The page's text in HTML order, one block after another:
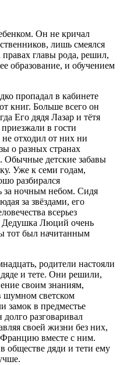
Он не кричал
лишь смеялся
главы рода, решил,
образование, и обучением
пропадал в кабинете
книг. Больше всего он
Его дядя Лазар и тётя
в гости
отходил от них ни
о разных странах
Обычные детские забавы
Уже к семи годам,
разбирался
за ночным небом. Сидя
за звёздами, его
всерьез
Дедушка Люций очень
тот был начитанным
родители настояли
и тете. Они решили,
своим знаниям,
шумном светском
замок в предместье
разговаривал
своей жизни без них,
вместе с ним.
обществе дяди и тети ему